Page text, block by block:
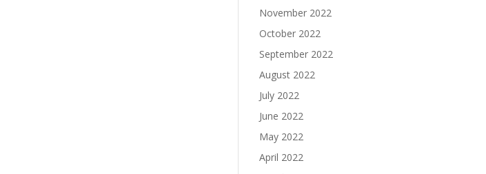
November 2022
October 2022
September 2022
August 2022
July 2022
June 2022
May 2022
April 2022